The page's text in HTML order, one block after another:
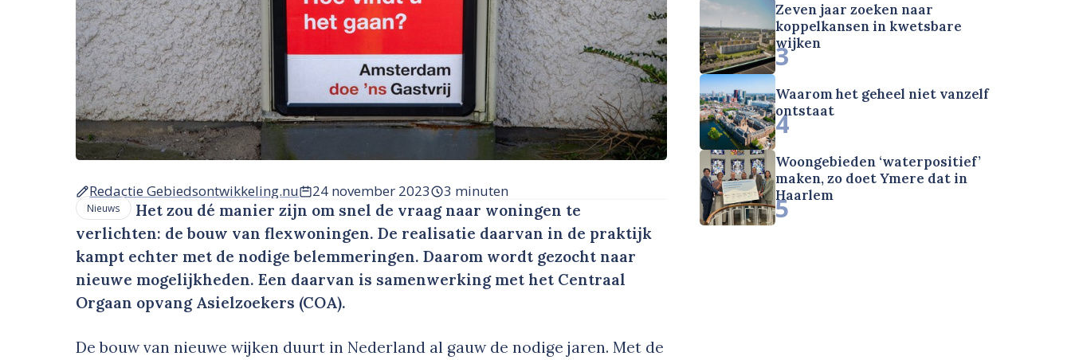
Redactie Gebiedsontwikkeling.nu 24 november 2023 3 minuten
Nieuws
Het zou dé manier zijn om snel de vraag naar woningen te
verlichten: de bouw van flexwoningen. De realisatie daarvan in de praktijk
kampt echter met de nodige belemmeringen. Daarom wordt gezocht naar
nieuwe mogelijkheden. Een daarvan is samenwerking met het Centraal
Orgaan opvang Asielzoekers (COA).
De bouw van nieuwe wijken duurt in Nederland al gauw de nodige jaren. Met de
Zeven jaar zoeken naar
koppelkansen in kwetsbare
wijken
3
Waarom het geheel niet vanzelf
ontstaat
4
Woongebieden ‘waterpositief’
maken, zo doet Ymere dat in
Haarlem
5